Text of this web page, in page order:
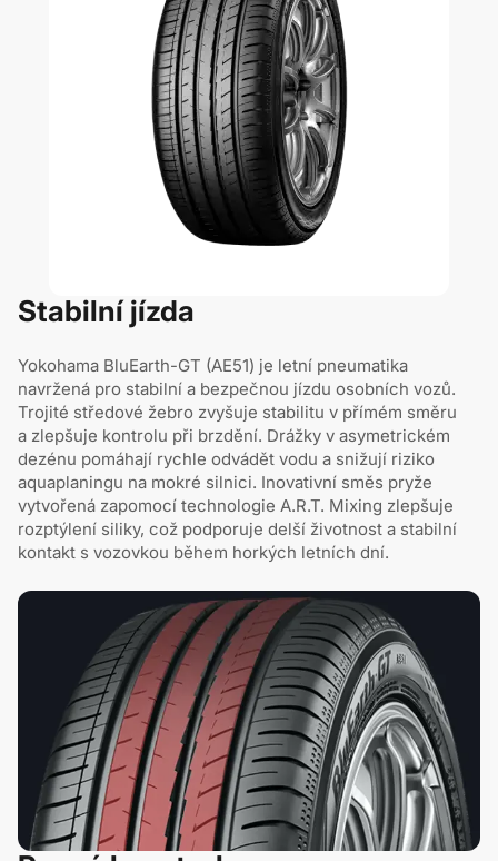
Stabilní jízda
Yokohama BluEarth-GT (AE51) je letní pneumatika
navržená pro stabilní a bezpečnou jízdu osobních vozů.
Trojité středové žebro zvyšuje stabilitu v přímém směru
a zlepšuje kontrolu při brzdění. Drážky v asymetrickém
dezénu pomáhají rychle odvádět vodu a snižují riziko
aquaplaningu na mokré silnici. Inovativní směs pryže
vytvořená zapomocí technologie A.R.T. Mixing zlepšuje
rozptýlení siliky, což podporuje delší životnost a stabilní
kontakt s vozovkou během horkých letních dní.